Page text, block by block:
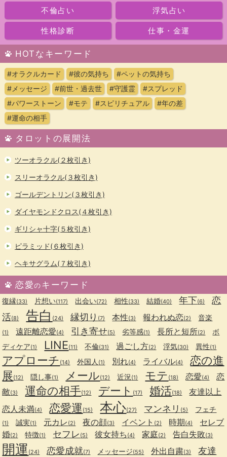
不倫占い 浮気占い
性格診断 仕事・金運
HOTなキーワード
#オラクルカード #彼の気持ち
#ペットの気持ち
#メッセージ
#前世・過去世 #守護霊
#スプレッド
#パワーストーン
#モテ #スピリチュアル
#年の差
#運命の相手
タロットの展開法
ツーオラクル(２枚引き)
スリーオラクル(３枚引き)
ゴールデントリン(３枚引き)
ダイヤモンドクロス(４枚引き)
ギリシャ十字(５枚引き)
ピラミッド(６枚引き)
ヘキサグラム(７枚引き)
恋愛のキーワード
復縁(33) 片想い(117) 出会い(72) 相性(33) 結婚(40) 年下(6)
恋
活(8) 告白 (24) 縁切り (7) 本性(3) 報われぬ恋(2) 音楽
(1) 遠距離恋愛(4) 引き寄せ(5) 劣等感(1) 長所と短所(2)
ボ
ディケア(1) LINE(11) 不倫(31) 過ごし方(2) 浮気(30) 異性(1)
アプローチ (14) 外国人 (1) 別れ(4) ライバル(4)
恋の進
展(12) 隠し事(1) メール(12) 近況 (1) モテ (18) 恋愛(4)
恋
敵(3) 運命の相手(12) デート (17) 婚活(18)
友達以上
恋人未満(4) 恋愛運 (15) 本心(27) マンネリ (5) フェチ
(1) 誠実(1) 元カレ (2) 夜の顔(3) イベント (2) 時期(4)
セレブ
婚(2) 特徴(1) セフレ (5) 彼女持ち (4) 家庭(2) 告白失敗(3)
開運 (24) 恋愛成就(7) メッセージ(55) 外出自粛(3) 友達